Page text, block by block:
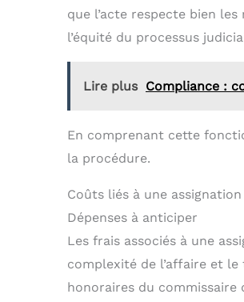
que l’acte respecte bien
l’équité du processus
Lire plus Compliance :
En comprenant cette
la procédure.
Coûts liés à une
Dépenses à anticiper
Les frais associés à une
complexité de l’affaire et
honoraires du commissaire